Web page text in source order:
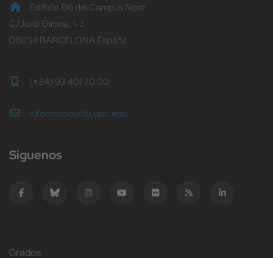
Edificio B6 del Campus Nord
C/Jordi Girona, 1-3
08034 BARCELONA España
(+34) 93 401 70 00
informacio@fib.upc.edu
Síguenos
Grados